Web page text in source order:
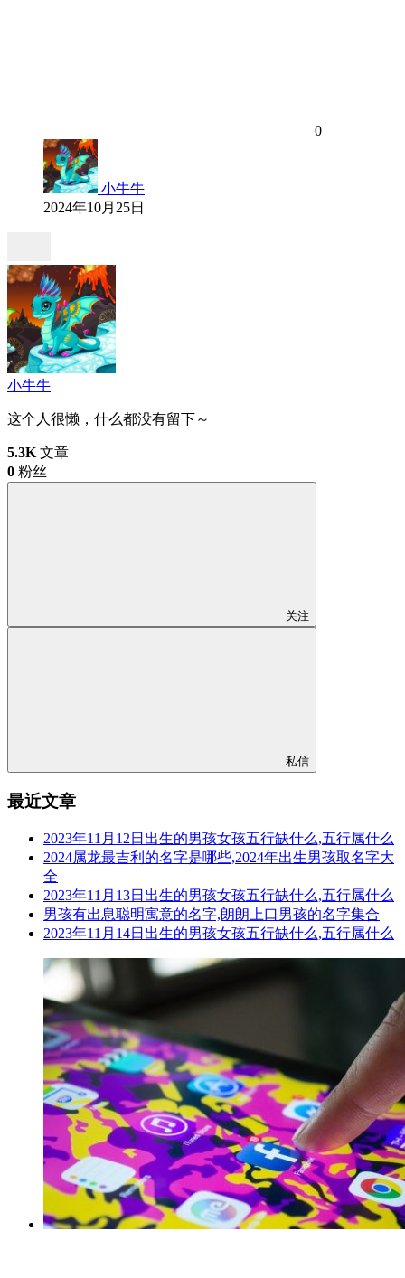
0
小牛牛
2024年10月25日
小牛牛
这个人很懒，什么都没有留下～
5.3K 文章
0 粉丝
关注
私信
最近文章
2023年11月12日出生的男孩女孩五行缺什么,五行属什么
2024属龙最吉利的名字是哪些,2024年出生男孩取名字大
全
2023年11月13日出生的男孩女孩五行缺什么,五行属什么
男孩有出息聪明寓意的名字,朗朗上口男孩的名字集合
2023年11月14日出生的男孩女孩五行缺什么,五行属什么